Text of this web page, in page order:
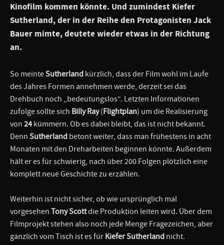
Kinofilm kommen könnte. Und zumindest Kiefer
Sutherland, der in der Reihe den Protagonisten Jack
Bauer mimte, deutete wieder etwas in der Richtung
an.
So meinteSutherland kürzlich, dass der Film wohl im Laufe
des Jahres Formen annehmen werde, derzeit sei das
Drehbuch noch „bedeutungslos“. Letzten Informationen
zufolge sollte sich Billy Ray(Flightplan) um die Realisierung
von 24kümmern. Ob es dabei bleibt, das ist nicht bekannt.
Denn Sutherland betont weiter, dass man frühestens in acht
Monaten mit den Dreharbeiten beginnen könnte. Außerdem
hält er es für schwierig, nach über 200 Folgen plötzlich eine
komplett neue Geschichte zu erzählen.
Weiterhin ist nicht sicher, ob wie ursprünglich mal
vorgesehen Tony Scottdie Produktion leiten wird. Über dem
Filmprojekt stehen also noch jede Menge Fragezeichen, aber
gänzlich vom Tisch ist es für Kiefer Sutherland nicht.